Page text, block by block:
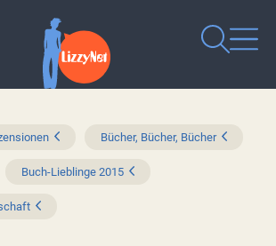
Bücher, Bücher, Bücher
Buch-Lieblinge 2015